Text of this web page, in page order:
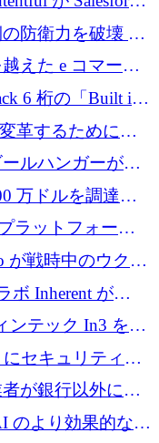
の防衛力を破壊 —
ートアップがそ
えた e コマース
ズ A で 400 万ド
6 桁の「Built in
革するために
ンドを完了
ルハンガーがVC
万ドルを調達、
ドンが首位の座
ラットフォーム
1,500 万ドルを
が戦時中のウクラ
場の 1 つをどの
ボ Inherent が
テルスから浮上
ンテック In3 を買
ジットを提供
セキュリティと
3,000 万ドルを
が銀行以外にも
の資金調達額は
のより効果的な使